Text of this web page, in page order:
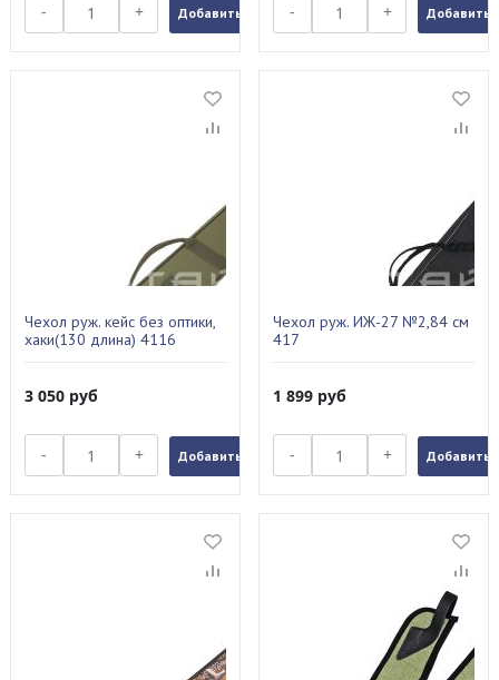
- + Добавить в заказ- + Добавить
Чехол руж. кейс без оптики,
хаки(130 длина) 4116
3 050 руб
- + Добавить в заказ
Чехол руж. ИЖ-27 №2,84 см
417
1 899 руб
- + Добавить